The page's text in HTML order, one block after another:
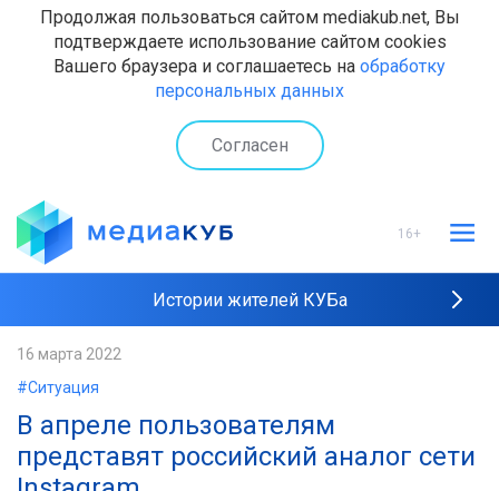
Продолжая пользоваться сайтом mediakub.net, Вы
подтверждаете использование сайтом cookies
Вашего браузера и соглашаетесь на обработку
персональных данных
Согласен
16+
Истории жителей КУБа
16 марта 2022
#Ситуация
В апреле пользователям
представят российский аналог сети